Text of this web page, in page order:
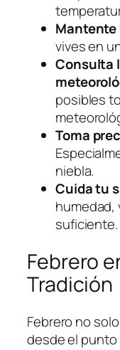
vives en
Consulta
posibles
Toma
niebla.
Cuida tu
humedad,
suficiente.
Febrero
Tradición
Febrero no
desde el